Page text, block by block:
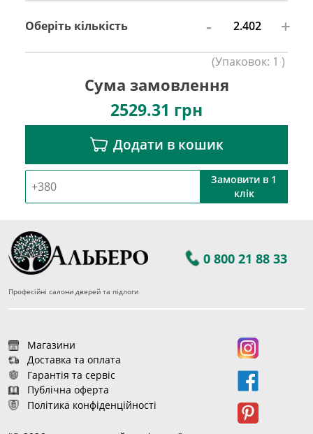
Оберіть кількість - +
(Упаковок: 1 )
Сума замовлення
2529.31 грн
Додати в кошик
Замовити в 1
клік
0 800 21 88 33
Професійні салони дверей та підлоги
Магазини
Доставка та оплата
Гарантія та сервіс
Публічна оферта
Політика конфіденційності